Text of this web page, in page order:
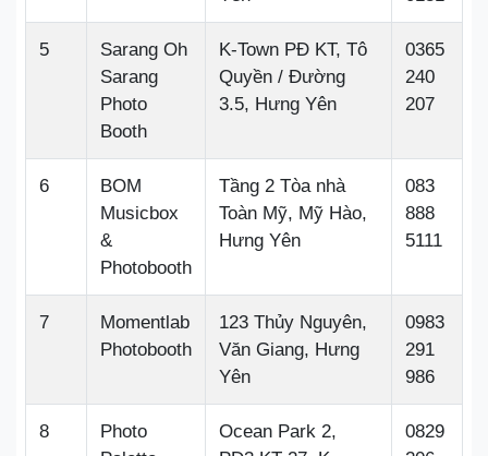
5
Sarang Oh
Sarang
Photo
Booth
K-Town PĐ KT, Tô
Quyền / Đường
3.5, Hưng Yên
0365
240
207
6
BOM
Musicbox
&
Photobooth
Tầng 2 Tòa nhà
Toàn Mỹ, Mỹ Hào,
Hưng Yên
083
888
5111
7
Momentlab
Photobooth
123 Thủy Nguyên,
Văn Giang, Hưng
Yên
0983
291
986
8
Photo
Ocean Park 2,
0829